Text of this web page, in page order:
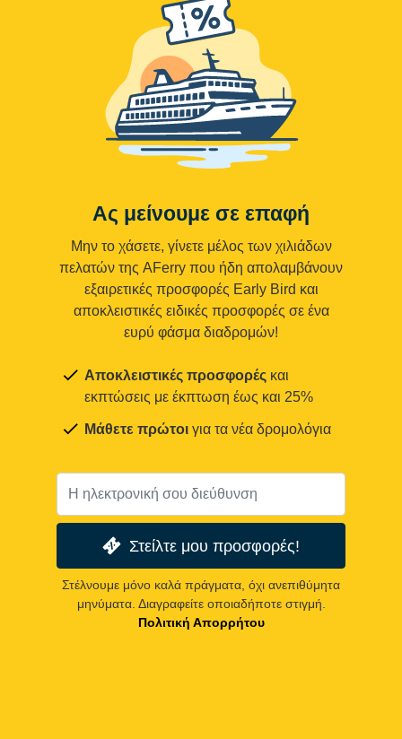
Ας μείνουμε σε επαφή
Μην το χάσετε, γίνετε μέλος των χιλιάδων
πελατών της AFerry που ήδη απολαμβάνουν
εξαιρετικές προσφορές Early Bird και
αποκλειστικές ειδικές προσφορές σε ένα
ευρύ φάσμα διαδρομών!
Αποκλειστικές προσφορές και
εκπτώσεις με έκπτωση έως και 25%
Μάθετε πρώτοι για τα νέα δρομολόγια
Στείλτε μου προσφορές!
Στέλνουμε μόνο καλά πράγματα, όχι ανεπιθύμητα
μηνύματα. Διαγραφείτε οποιαδήποτε στιγμή.
Πολιτική Απορρήτου